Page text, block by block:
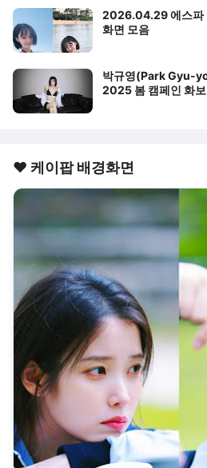
2026.04.29 에스파
화면 모음
박규영(Park Gyu-
2025 봄 캠페인 화
❤️ 케이팝 배경화면